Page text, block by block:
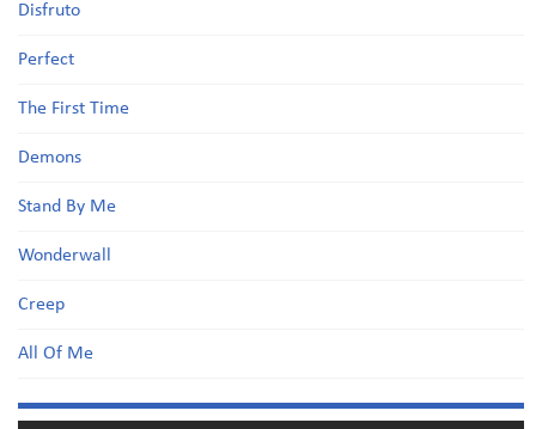
Disfruto
Perfect
The First Time
Demons
Stand By Me
Wonderwall
Creep
All Of Me